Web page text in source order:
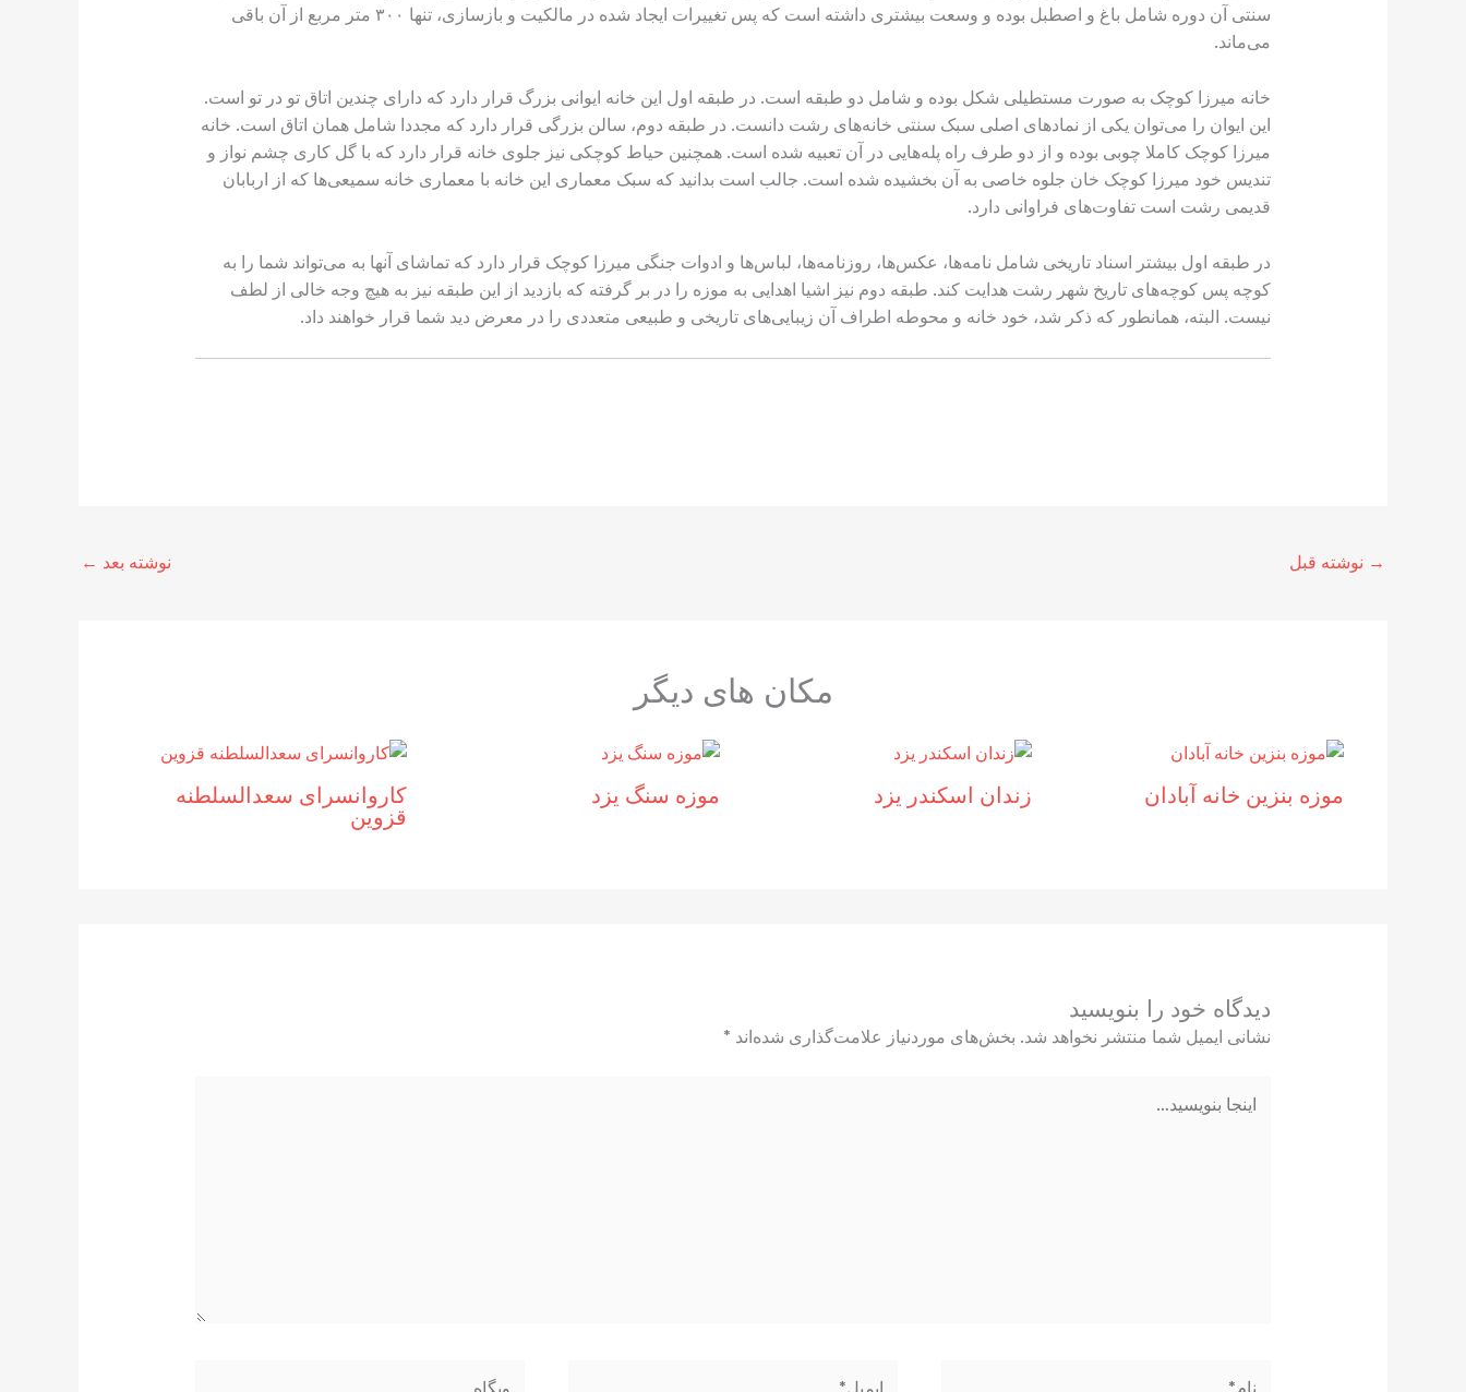
سنتی آن دوره شامل باغ و اصطبل بوده و وسعت بیشتری داشته است که پس تغییرات ایجاد شده در مالکیت و بازسازی، تنها ۳۰۰ متر مربع از آن باقی
می‌ماند.
خانه میرزا کوچک به صورت مستطیلی شکل بوده و شامل دو طبقه است. در طبقه اول این خانه ایوانی بزرگ قرار دارد که دارای چندین اتاق تو در تو است.
این ایوان را می‌توان یکی از نمادهای اصلی سبک سنتی خانه‌های رشت دانست. در طبقه دوم، سالن بزرگی قرار دارد که مجددا شامل همان اتاق است. خانه
میرزا کوچک کاملا چوبی بوده و از دو طرف راه پله‌هایی در آن تعبیه شده است. همچنین حیاط کوچکی نیز جلوی خانه قرار دارد که با گل کاری‌ چشم نواز و
تندیس خود میرزا کوچک خان جلوه خاصی به آن بخشیده شده است. جالب است بدانید که سبک معماری این خانه با معماری خانه سمیعی‌ها که از اربابان
قدیمی رشت است تفاوت‌های فراوانی دارد.
در طبقه اول بیشتر اسناد تاریخی شامل نامه‌ها، عکس‌ها، روزنامه‌ها، لباس‌ها و ادوات جنگی میرزا کوچک قرار دارد که تماشای آنها به می‌تواند شما را به
کوچه پس کوچه‌های تاریخ شهر رشت هدایت کند. طبقه دوم نیز اشیا اهدایی به موزه را در بر گرفته که بازدید از این طبقه نیز به هیچ وجه خالی از لطف
نیست. البته، همانطور که ذکر شد، خود خانه و محوطه اطراف آن زیبایی‌های تاریخی و طبیعی متعددی را در معرض دید شما قرار خواهند داد.
→ نوشته قبل نوشته بعد ←
مکان های دیگر
موزه بنزين خانه آبادان زندان اسکندر یزد موزه سنگ یزد
کاروانسرای سعدالسلطنه
قزوین
دیدگاه‌ خود را بنویسید
نشانی ایمیل شما منتشر نخواهد شد. بخش‌های موردنیاز علامت‌گذاری شده‌اند *
بنویسید…